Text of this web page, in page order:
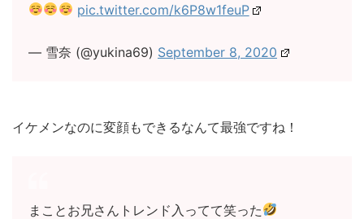
pic.twitter.com/k6P8w1feuP
— 雪奈 (@yukina69) September 8, 2020
イケメンなのに変顔もできるなんて最強ですね！
まことお兄さんトレンド入ってて笑った